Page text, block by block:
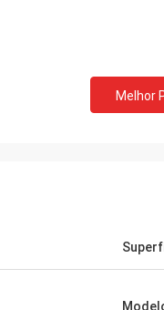
Melhor